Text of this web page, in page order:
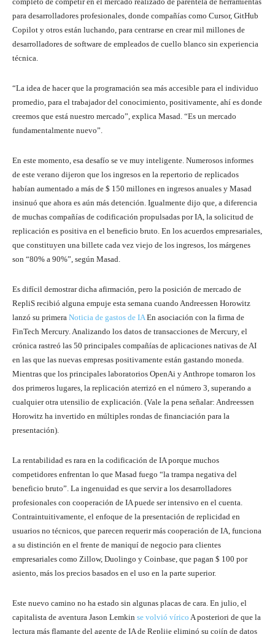
para desarrolladores profesionales, donde compañías como Cursor, GitHub
Copilot y otros están luchando, para centrarse en crear mil millones de
desarrolladores de software de empleados de cuello blanco sin experiencia
técnica.
“La idea de hacer que la programación sea más accesible para el individuo
promedio, para el trabajador del conocimiento, positivamente, ahí es donde
creemos que está nuestro mercado”, explica Masad. “Es un mercado
fundamentalmente nuevo”.
En este momento, esa desafío se ve muy inteligente. Numerosos informes
de este verano dijeron que los ingresos en la repertorio de replicados
habían aumentado a más de $ 150 millones en ingresos anuales y Masad
insinuó que ahora es aún más detención. Igualmente dijo que, a diferencia
de muchas compañías de codificación propulsadas por IA, la solicitud de
replicación es positiva en el beneficio bruto. En los acuerdos empresariales,
que constituyen una billete cada vez viejo de los ingresos, los márgenes
son “80% a 90%”, según Masad.
Es difícil demostrar dicha afirmación, pero la posición de mercado de
RepliS recibió alguna empuje esta semana cuando Andreessen Horowitz
lanzó su primera Noticia de gastos de IAEn asociación con la firma de
FinTech Mercury. Analizando los datos de transacciones de Mercury, el
crónica rastreó las 50 principales compañías de aplicaciones nativas de AI
en las que las nuevas empresas positivamente están gastando moneda.
Mientras que los principales laboratorios OpenAi y Anthrope tomaron los
dos primeros lugares, la replicación aterrizó en el número 3, superando a
cualquier otra utensilio de explicación. (Vale la pena señalar: Andreessen
Horowitz ha invertido en múltiples rondas de financiación para la
presentación).
La rentabilidad es rara en la codificación de IA porque muchos
competidores enfrentan lo que Masad fuego “la trampa negativa del
beneficio bruto”. La ingenuidad es que servir a los desarrolladores
profesionales con cooperación de IA puede ser intensivo en el cuenta.
Contraintuitivamente, el enfoque de la presentación de replicidad en
usuarios no técnicos, que parecen requerir más cooperación de IA, funciona
a su distinción en el frente de maniquí de negocio para clientes
empresariales como Zillow, Duolingo y Coinbase, que pagan $ 100 por
asiento, más los precios basados ​​en el uso en la parte superior.
Este nuevo camino no ha estado sin algunas placas de cara. En julio, el
capitalista de aventura Jason Lemkin se volvió vírico A posteriori de que la
lectura más flamante del agente de IA de Replije eliminó su cojín de datos